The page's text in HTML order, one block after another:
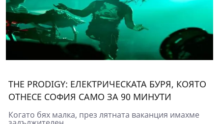
THE PRODIGY: ЕЛЕКТРИЧЕСКАТА БУРЯ, КОЯТО
ОТНЕСЕ СОФИЯ САМО ЗА 90 МИНУТИ
Когато бях малка, през лятната ваканция имахме